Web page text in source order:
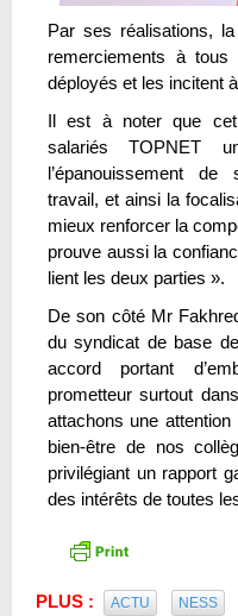
Par ses réalisations,
remerciements à
déployés et les incitent
Il est à noter que cet
salariés TOPNET
l’épanouissement
travail, et ainsi la
mieux renforcer la
prouve aussi la
lient les deux parties ».
De son côté Mr
du syndicat de base
accord portant
prometteur surtout
attachons une attention
bien-être de nos
privilégiant un rapport
des intérêts de toutes
PLUS : ACTU NESS